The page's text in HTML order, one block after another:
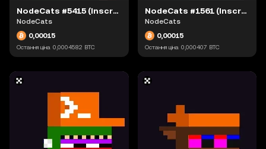
NodeCats #5415 (Inscription #63868541)
NodeCats
0,00015
Остання ціна 0,0004582 BTC
NodeCats #1561 (Inscription #63868892)
NodeCats
0,00015
Остання ціна 0,000407 BTC